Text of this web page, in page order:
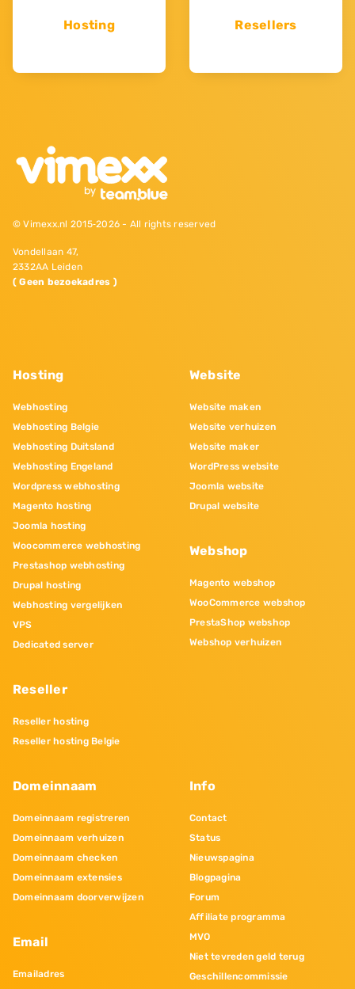
Hosting Resellers
© Vimexx.nl 2015‐2026 - All rights reserved
Vondellaan 47,
2332AA Leiden
( Geen bezoekadres )
Hosting
Webhosting
Webhosting Belgie
Webhosting Duitsland
Webhosting Engeland
Wordpress webhosting
Magento hosting
Joomla hosting
Woocommerce webhosting
Prestashop webhosting
Drupal hosting
Webhosting vergelijken
VPS
Dedicated server
Reseller
Reseller hosting
Reseller hosting Belgie
Website
Website maken
Website verhuizen
Website maker
WordPress website
Joomla website
Drupal website
Webshop
Magento webshop
WooCommerce webshop
PrestaShop webshop
Webshop verhuizen
Domeinnaam
Domeinnaam registreren
Domeinnaam verhuizen
Domeinnaam checken
Domeinnaam extensies
Domeinnaam doorverwijzen
Email
Emailadres
Info
Contact
Status
Nieuwspagina
Blogpagina
Forum
Affiliate programma
MVO
Niet tevreden geld terug
Geschillencommissie